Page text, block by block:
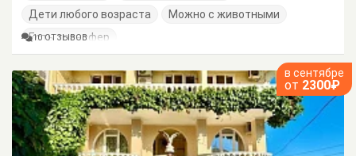
Дети любого возраста
Можно с животными
Есть трансфер
10 ОТЗЫВОВ
в сентябре
от 2300₽